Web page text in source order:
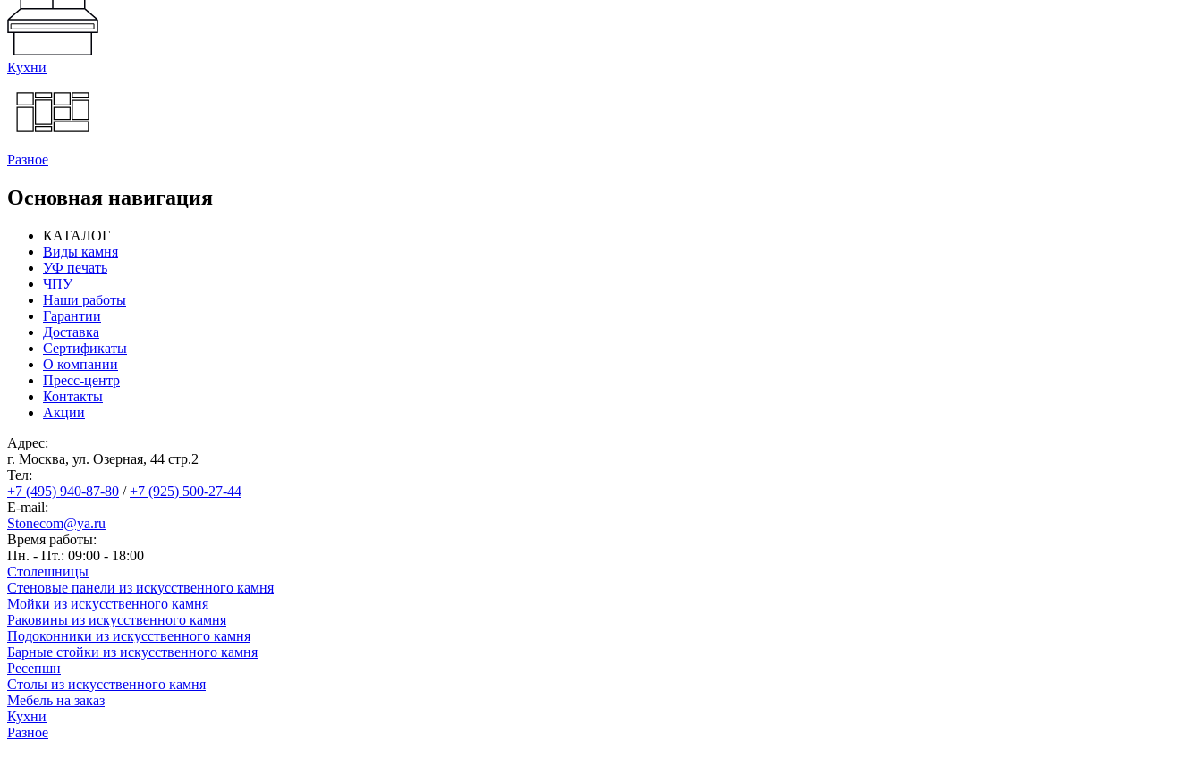
Кухни
Разное
Основная навигация
КАТАЛОГ
Виды камня
УФ печать
ЧПУ
Наши работы
Гарантии
Доставка
Сертификаты
О компании
Пресс-центр
Контакты
Акции
Адрес:
г. Москва, ул. Озерная, 44 cтр.2
Тел:
+7 (495) 940-87-80 /+7 (925) 500-27-44
E-mail:
Stonecom@ya.ru
Время работы:
Пн. - Пт.: 09:00 - 18:00
Столешницы
Стеновые панели из искусственного камня
Мойки из искусственного камня
Раковины из искусственного камня
Подоконники из искусственного камня
Барные стойки из искусственного камня
Ресепшн
Cтолы из искусственного камня
Мебель на заказ
Кухни
Разное